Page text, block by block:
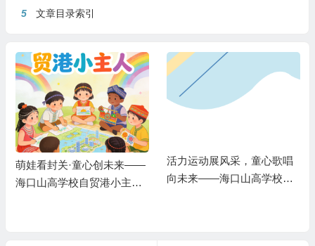
5
文章目录索引
萌娃看封关·童心创未来——
海口山高学校自贸港小主人
活力运动展风采，童心歌唱
向未来——海口山高学校第